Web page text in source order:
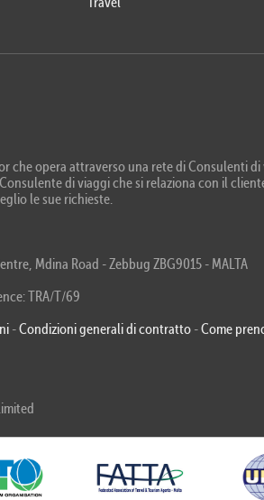
che opera attraverso una rete di Consulenti
di viaggi che si relaziona con il
le sue richieste.
Mdina Road - Zebbug ZBG9015 - MALTA
TRA/T/69
-Condizioni generali di contratto -Come